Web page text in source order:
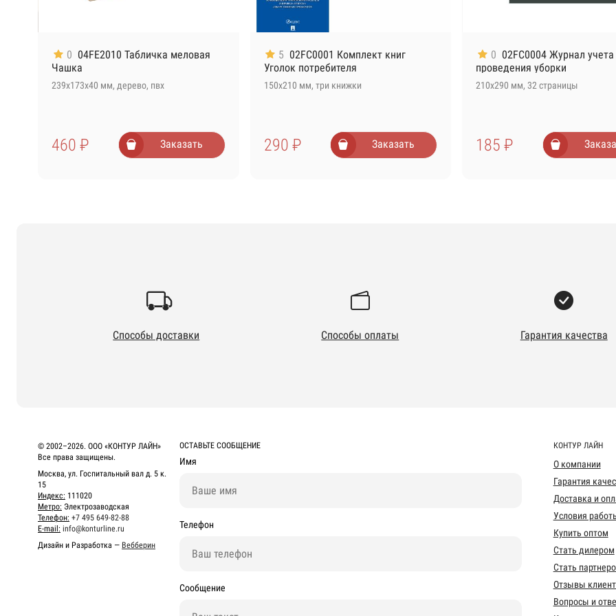
0 04FE2010 Табличка меловая
Чашка
239х173х40 мм, дерево, пвх
460 ₽ Заказать
5 02FC0001 Комплект книг
Уголок потребителя
150х210 мм, три книжки
290 ₽ Заказать
0 02FC0004 Журнал учета
проведения уборки
210х290 мм, 32 страницы
185 ₽
Способы доставки Способы оплаты Гарантия качества
© 2002–2026. ООО «КОНТУР ЛАЙН»
Все права защищены.
Москва, ул. Госпитальный вал д. 5 к.
15
Индекс: 111020
Метро: Электрозаводская
Телефон: +7 495 649-82-88
E-mail: info@konturline.ru
Дизайн и Разработка — Вебберин
ОСТАВЬТЕ СООБЩЕНИЕ
Имя
Телефон
Сообщение
КОНТУР ЛАЙН
О компании
Гарантия
Доставка и
Условия
Купить оптом
Стать дилером
Стать
Отзывы
Вопросы и